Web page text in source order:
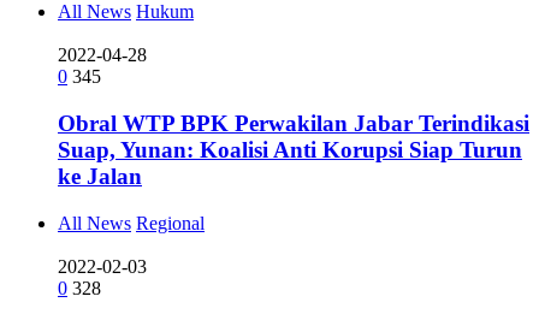
All News Hukum
2022-04-28
0 345
Obral WTP BPK Perwakilan Jabar Terindikasi
Suap, Yunan: Koalisi Anti Korupsi Siap Turun
ke Jalan
All News Regional
2022-02-03
0 328